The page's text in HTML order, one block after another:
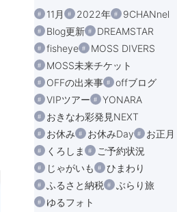
11月 2022年
9CHANnel
Blog更新
DREAMSTAR
fisheye
MOSS DIVERS
MOSS未来チケット
OFFの出来事
offブログ
VIPツアー
YONARA
おきなわ彩発見NEXT
お休み
お休みDay
お正月
くろしま
ご予約状況
じゃがいも
ひまわり
ふるさと納税
ぶらり旅
ゆるフォト